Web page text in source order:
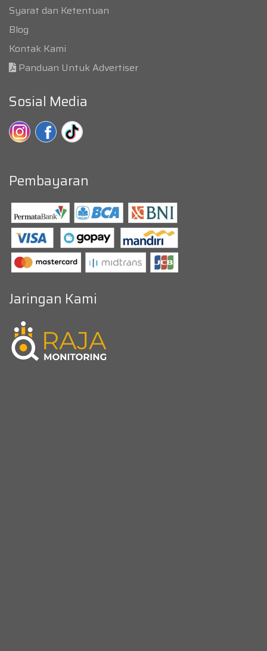
Syarat dan Ketentuan
Blog
Kontak Kami
Panduan Untuk Advertiser
Sosial Media
Pembayaran
Jaringan Kami